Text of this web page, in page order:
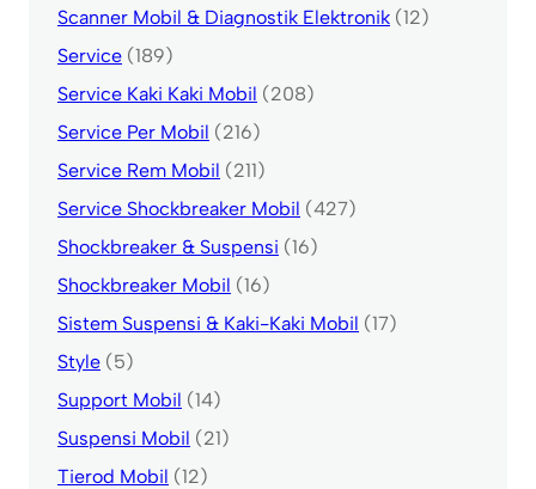
Scanner Mobil & Diagnostik Elektronik (12)
Service (189)
Service Kaki Kaki Mobil (208)
Service Per Mobil (216)
Service Rem Mobil (211)
Service Shockbreaker Mobil (427)
Shockbreaker & Suspensi (16)
Shockbreaker Mobil (16)
Sistem Suspensi & Kaki-Kaki Mobil (17)
Style (5)
Support Mobil (14)
Suspensi Mobil (21)
Tierod Mobil (12)